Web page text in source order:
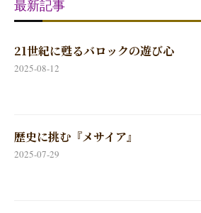
最新記事
21世紀に甦るバロックの遊び心
2025-08-12
歴史に挑む『メサイア』
2025-07-29